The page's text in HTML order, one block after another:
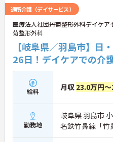
通所介護（デイサービス）
医療法人社団丹菊整形外科デイケア
菊整形外科
【岐阜県／羽島市】日
26日！デイケアでの介
給料 月収 23.0万円
勤務地
岐阜県 羽島市
名鉄竹鼻線「竹